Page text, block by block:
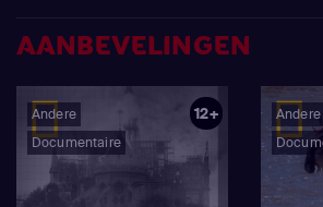
AANBEVELINGEN
Andere
Documentaire
12+
Andere